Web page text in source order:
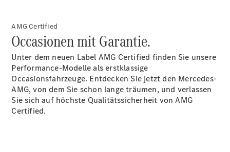
AMG Certified
Occasionen mit Garantie.
Unter dem neuen Label AMG Certified finden Sie unsere
Performance-Modelle als erstklassige
Occasionsfahrzeuge. Entdecken Sie jetzt den Mercedes-
AMG, von dem Sie schon lange träumen, und verlassen
Sie sich auf höchste Qualitätssicherheit von AMG
Certified.